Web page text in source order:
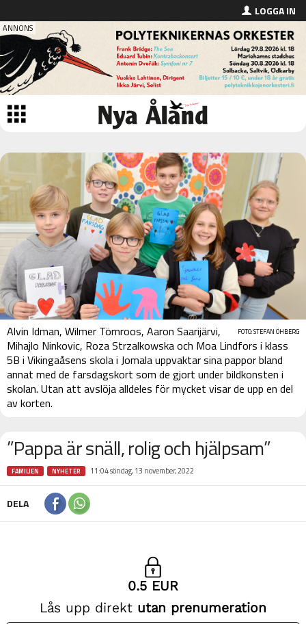
LOGGA IN
FOTO: STEFAN ÖHBERG
Alvin Idman, Wilmer Törnroos, Aaron Saarijärvi,
Mihajlo Ninkovic, Roza Strzalkowska och Moa Lindfors i klass
5B i Vikingaåsens skola i Jomala uppvaktar sina pappor bland
annat med de farsdagskort som de gjort under bildkonsten i
skolan. Utan att avslöja alldeles för mycket visar de upp en del
av korten.
”Pappa är snäll, rolig och hjälpsam”
FAMILJEN NYHETER 11:04 söndag, 13 november, 2022
DELA